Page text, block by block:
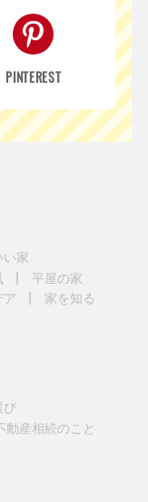
PINTEREST
い家
平屋の家
ア
家を知る
び
動産相続のこと